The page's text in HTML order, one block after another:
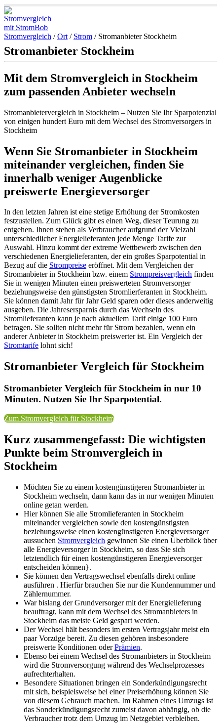
Stromvergleich /Ort / Strom / Stromanbieter Stockheim
Stromanbieter Stockheim
Mit dem Stromvergleich in Stockheim
zum passenden Anbieter wechseln
Stromanbietervergleich in Stockheim – Nutzen Sie Ihr Sparpotenzial
von einigen hundert Euro mit dem Wechsel des Stromversorgers in
Stockheim
Wenn Sie Stromanbieter in Stockheim
miteinander vergleichen, finden Sie
innerhalb weniger Augenblicke
preiswerte Energieversorger
In den letzten Jahren ist eine stetige Erhöhung der Stromkosten
festzustellen. Zum Glück gibt es einen Weg, dieser Teurung zu
entgehen. Ihnen stehen als Verbraucher aufgrund der Vielzahl
unterschiedlicher Energielieferanten jede Menge Tarife zur
Auswahl. Hinzu kommt der extreme Wettbewerb zwischen den
verschiedenen Energielieferanten, der ein großes Sparpotential in
Bezug auf die Strompreise eröffnet. Mit dem Vergleichen der
Stromanbieter in Stockheim bzw. einem Strompreisvergleich finden
Sie in wenigen Minuten einen preiswerteten Stromversorger
beziehungsweise den günstigsten Stromlierferanten in Stockheim.
Sie können damit Jahr für Jahr Geld sparen oder dieses anderweitig
ausgeben. Die Jahresersparnis durch das Wechseln des
Stromlieferanten kann je nach aktuellem Tarif einige 100 Euro
betragen. Sie sollten nicht mehr für Strom bezahlen, wenn ein
anderer Anbieter in Stockheim preiswerter ist. Ein Vergleich der
Stromtarife lohnt sich!
Stromanbieter Vergleich für Stockheim
Stromanbieter Vergleich für Stockheim in nur 10
Minuten. Nutzen Sie Ihr Sparpotential.
Zum Stromvergleich für Stockheim
Kurz zusammengefasst: Die wichtigsten
Punkte beim Stromvergleich in
Stockheim
Möchten Sie zu einem kostengünstigeren Stromanbieter in
Stockheim wechseln, dann kann das in nur wenigen Minuten
online getan werden.
Hier können Sie alle Stromlieferanten in Stockheim
miteinander vergleichen sowie den kostengünstigsten
beziehungsweise einen kostengünstigeren Energieversorger
aussuchen Stromvergleich gewinnen Sie einen Überblick über
alle Energieversorger in Stockheim, so dass Sie sich
letztendlich für einen kostengünstigeren Energieversorger
entscheiden können}.
Sie können den Vertragswechsel ebenfalls direkt online
ausführen . Hierfür brauchen Sie nur die Kundennummer und
Zählernummer.
War bislang der Grundversorger mit der Energielieferung
beauftragt, kann mit dem Wechsel des Stromanbieters in
Stockheim das meiste Geld gespart werden.
Der Wechsel hält besonders im ersten Vertragsjahr meist ein
paar Vorzüge bereit. Zu diesen gehören insbesondere
preiswerte Konditionen oderPrämien.
Ebenso bei einem Wechsel des Stromanbieters in Stockheim
wird die Stromversorgung während des Wechselprozesses
aufrechterhalten.
Besondere Situationen bringen ein Sonderkündigungsrecht
mit sich, beispielsweise bei einer Preiserhöhung können Sie
von diesem Gebrauch machen. Im Rahmen eines Umzugs ist
das Sonderkündigungsrecht zumeist davon abhängig, ob die
Verbraucher trotz dem Umzug im Netzgebiet verbleiben.